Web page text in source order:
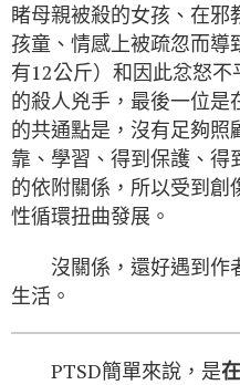
睹母親被殺的女孩、在邪
孩童、情感上被疏忽而導
有12公斤）和因此忿怒
的殺人兇手，最後一位
的共通點是，沒有足夠照
靠、學習、得到保護、
的依附關係，所以受到創
性循環扭曲發展。
沒關係，還好遇到作
生活。
PTSD簡單來說，是